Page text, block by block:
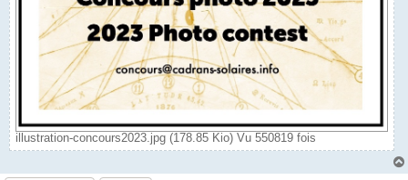
illustration-concours2023.jpg (178.85 Kio) Vu 550819 fois